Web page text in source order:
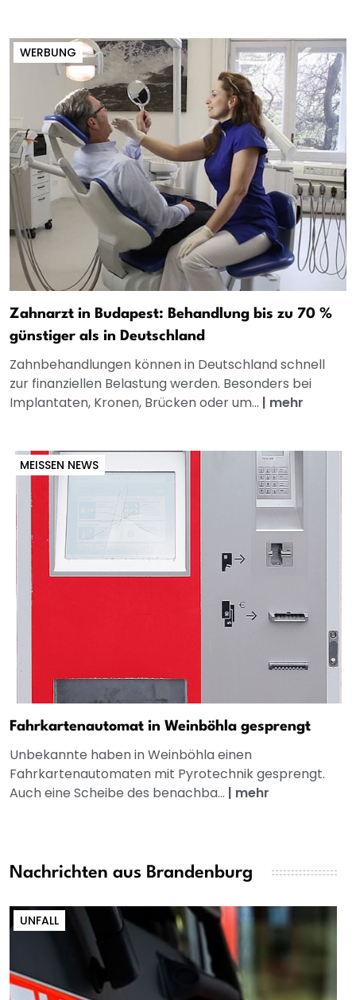
WERBUNG
Zahnarzt in Budapest: Behandlung bis zu 70 %
günstiger als in Deutschland
Zahnbehandlungen können in Deutschland schnell
zur finanziellen Belastung werden. Besonders bei
Implantaten, Kronen, Brücken oder um... | mehr
MEISSEN NEWS
Fahrkartenautomat in Weinböhla gesprengt
Unbekannte haben in Weinböhla einen
Fahrkartenautomaten mit Pyrotechnik gesprengt.
Auch eine Scheibe des benachba... | mehr
Nachrichten aus Brandenburg
UNFALL